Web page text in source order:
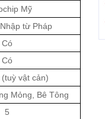
Mỹ
từ Pháp
Có
Có
vật cản)
Mỏng, Bê Tông
5